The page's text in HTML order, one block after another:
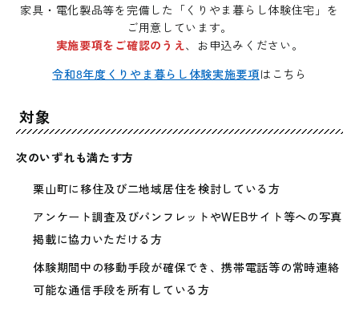
家具・電化製品等を完備した「くりやま暮らし体験住宅」を
ご用意しています。
実施要項をご確認のうえ、お申込みください。
令和8年度くりやま暮らし体験実施要項はこちら
対象
次のいずれも満たす方
栗山町に移住及び二地域居住を検討している方
アンケート調査及びパンフレットやWEBサイト等への写真
掲載に協力いただける方
体験期間中の移動手段が確保でき、携帯電話等の常時連絡
可能な通信手段を所有している方